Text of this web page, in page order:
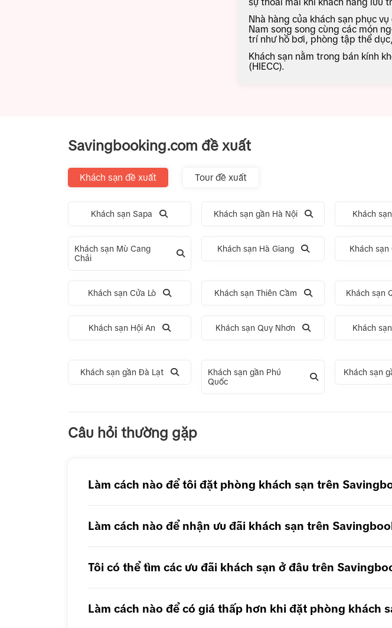
sự thoải mái khi khách hàng lưu
Nhà hàng của khách sạn phục
Nam song song cùng các món
trí như hồ bơi, phòng tập thể
Khách sạn nằm trong bán kính
(HIECC).
Savingbooking.com đề xuất
Khách sạn đề xuất Tour đề xuất
Khách sạn Sapa Khách sạn gần Hà Nội Khách
Khách sạn Mù Cang
Chải
Khách sạn Hà Giang Khách sạn
Khách sạn Cửa Lò Khách sạn Thiên Cầm Khách sạn
Khách sạn Hội An Khách sạn Quy Nhơn Khách
Khách sạn gần Đà Lạt
Khách sạn gần Phú
Quốc
Khách sạn
Câu hỏi thường gặp
Làm cách nào để tôi đặt phòng khách sạn trên
Làm cách nào để nhận ưu đãi khách sạn trên
Tôi có thể tìm các ưu đãi khách sạn ở đâu trên
Làm cách nào để có giá thấp hơn khi đặt phòng khách